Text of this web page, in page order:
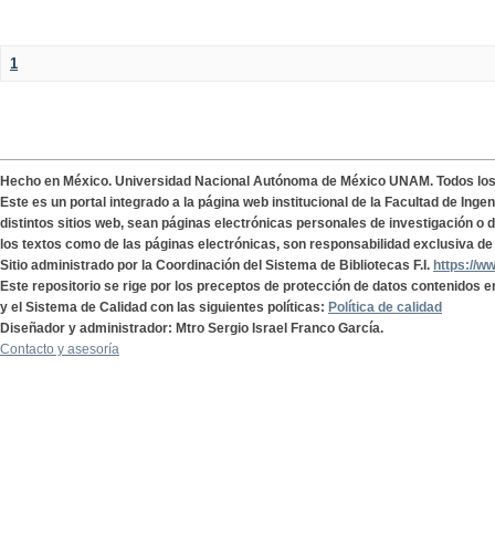
1
Hecho en México. Universidad Nacional Autónoma de México UNAM. Todos
Este es un portal integrado a la página web institucional de la Facultad de
distintos sitios web, sean páginas electrónicas personales de investigación o
los textos como de las páginas electrónicas, son responsabilidad exclusiva
Sitio administrado por la Coordinación del Sistema de Bibliotecas F.I. https://
Este repositorio se rige por los preceptos de protección de datos contenidos
y el Sistema de Calidad con las siguientes políticas: Política de calidad
Diseñador y administrador: Mtro Sergio Israel Franco García.
Contacto y asesoría